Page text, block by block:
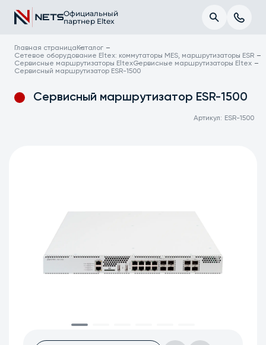
Официальный
партнер Eltex
Главная страница Каталог
Сетевое оборудование Eltex: коммутаторы MES, маршрутизаторы ESR
Сервисные маршрутизаторы EltexСервисные маршрутизаторы Eltex
Сервисный маршрутизатор ESR-1500
Сервисный маршрутизатор ESR-1500
Артикул: ESR-1500